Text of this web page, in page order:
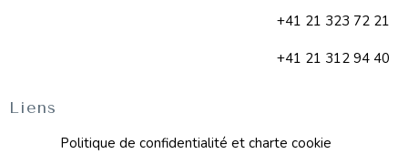
+41 21 323 72 21
+41 21 312 94 40
Liens
Politique de confidentialité et charte cookie